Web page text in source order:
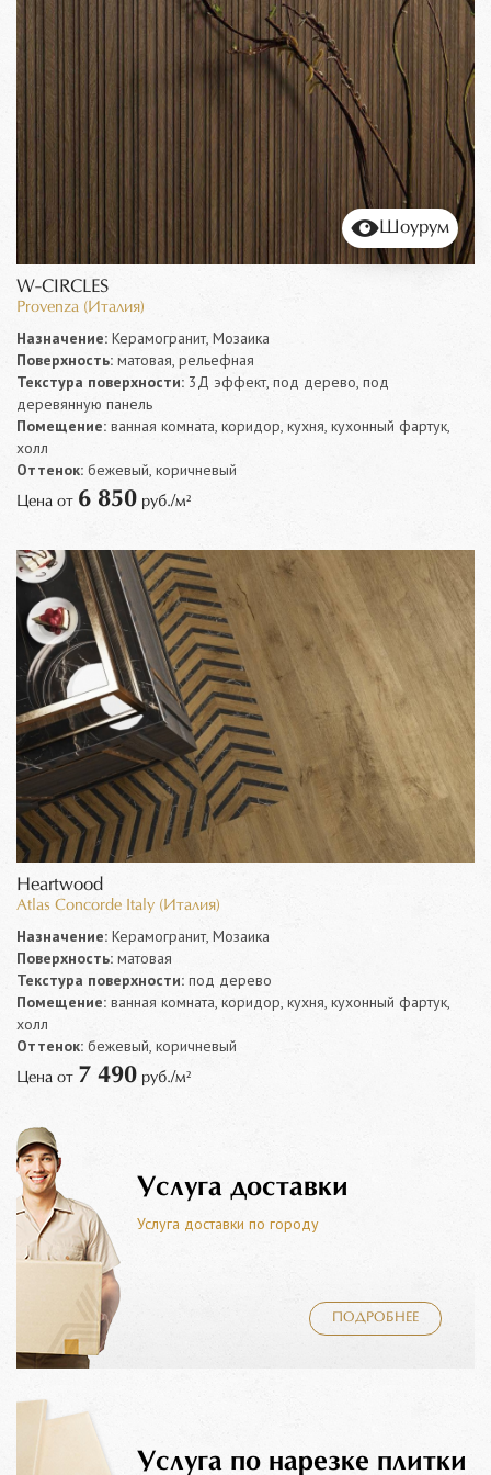
Шоурум
W-CIRCLES
Provenza (Италия)
Назначение: Керамогранит, Мозаика
Поверхность: матовая, рельефная
Текстура поверхности: 3Д эффект, под дерево, под
деревянную панель
Помещение: ванная комната, коридор, кухня, кухонный фартук,
холл
Оттенок: бежевый, коричневый
Цена от 6 850 руб./м²
Heartwood
Atlas Concorde Italy (Италия)
Назначение: Керамогранит, Мозаика
Поверхность: матовая
Текстура поверхности: под дерево
Помещение: ванная комната, коридор, кухня, кухонный фартук,
холл
Оттенок: бежевый, коричневый
Цена от 7 490 руб./м²
Услуга доставки
Услуга доставки по городу
ПОДРОБНЕЕ
Услуга по нарезке плитки